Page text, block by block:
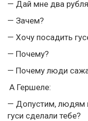
— Дай мне два
— Зачем?
— Хочу посадить
— Почему?
— Почему люди
А Гершеле:
— Допустим, людям
гуси сделали тебе?